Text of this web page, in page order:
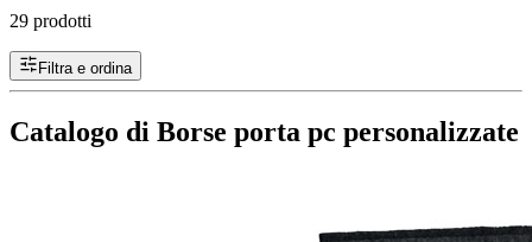
29 prodotti
Filtra e ordina
Catalogo di Borse porta pc personalizzate